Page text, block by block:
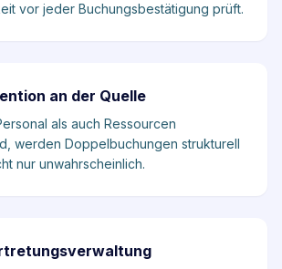
vor jeder Buchungsbestätigung prüft.
an der Quelle
als auch Ressourcen
werden Doppelbuchungen strukturell
nur unwahrscheinlich.